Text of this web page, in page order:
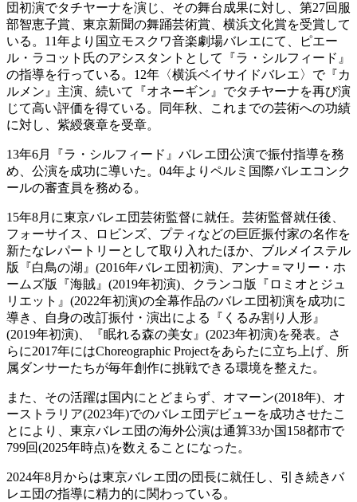
団初演でタチヤーナを演じ、その舞台成果に対し、第27回服
部智恵子賞、東京新聞の舞踊芸術賞、横浜文化賞を受賞して
いる。11年より国立モスクワ音楽劇場バレエにて、ピエー
ル・ラコット氏のアシスタントとして『ラ・シルフィード』
の指導を行っている。12年〈横浜ベイサイドバレエ〉で『カ
ルメン』主演、続いて『オネーギン』でタチヤーナを再び演
じて高い評価を得ている。同年秋、これまでの芸術への功績
に対し、紫綬褒章を受章。
13年6月『ラ・シルフィード』バレエ団公演で振付指導を務
め、公演を成功に導いた。04年よりペルミ国際バレエコンク
ールの審査員を務める。
15年8月に東京バレエ団芸術監督に就任。芸術監督就任後、
フォーサイス、ロビンズ、プティなどの巨匠振付家の名作を
新たなレパートリーとして取り入れたほか、ブルメイステル
版『白鳥の湖』(2016年バレエ団初演)、アンナ＝マリー・ホ
ームズ版『海賊』(2019年初演)、クランコ版『ロミオとジュ
リエット』(2022年初演)の全幕作品のバレエ団初演を成功に
導き、自身の改訂振付・演出による『くるみ割り人形』
(2019年初演)、『眠れる森の美女』(2023年初演)を発表。さ
らに2017年にはChoreographic Projectをあらたに立ち上げ、所
属ダンサーたちが毎年創作に挑戦できる環境を整えた。
また、その活躍は国内にとどまらず、オマーン(2018年)、オ
ーストラリア(2023年)でのバレエ団デビューを成功させたこ
とにより、東京バレエ団の海外公演は通算33か国158都市で
799回(2025年時点)を数えることになった。
2024年8月からは東京バレエ団の団長に就任し、引き続きバ
レエ団の指導に精力的に関わっている。